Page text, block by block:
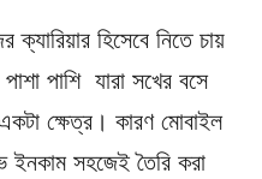
ক্যারিয়ার হিসেবে নিতে চায়
পাশি যারা সখের বসে
ক্ষেত্র। কারণ মোবাইল
সহজেই তৈরি করা